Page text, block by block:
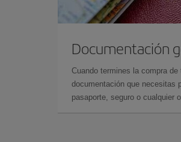
Documentación
Cuando termines la compra
documentación que necesitas
pasaporte, seguro o cualquier